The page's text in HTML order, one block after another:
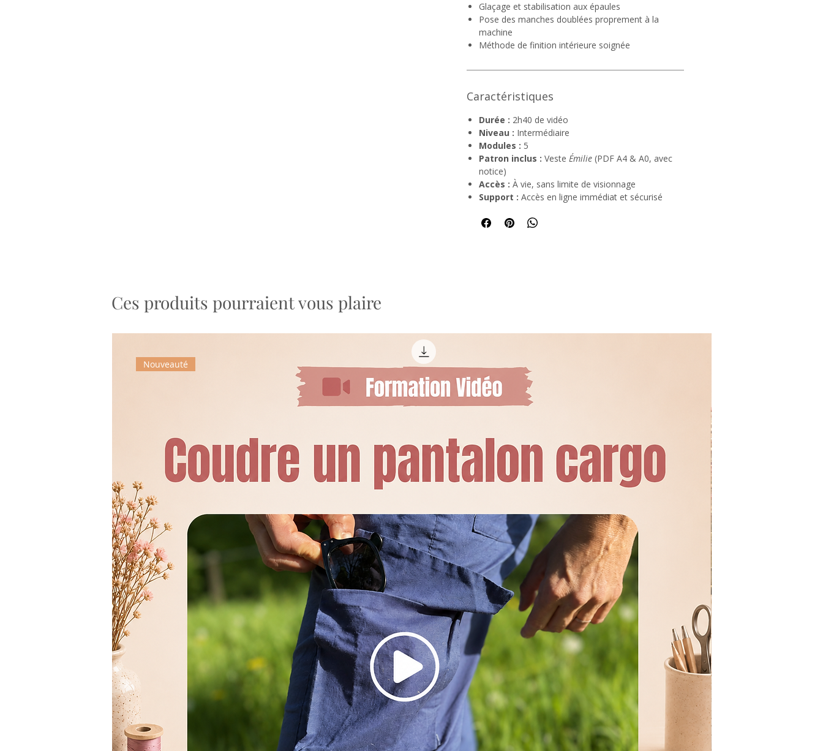
Glaçage et stabilisation aux épaules
Pose des manches doublées proprement à la
machine
Méthode de finition intérieure soignée
Caractéristiques
Durée : 2h40 de vidéo
Niveau : Intermédiaire
Modules : 5
Patron inclus : Veste Émilie (PDF A4 & A0, avec
notice)
Accès : À vie, sans limite de visionnage
Support : Accès en ligne immédiat et sécurisé
Ces produits pourraient vous plaire
Nouveauté